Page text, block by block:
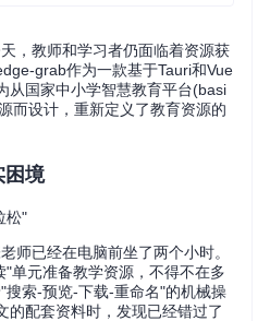
，教师和学习者仍面临着资源获
grab作为一款基于Tauri和Vue
从国家中小学智慧教育平台(basi
而设计，重新定义了教育资源的
困境
松"
师已经在电脑前坐了两个小时。
单元准备教学资源，不得不在多
索-预览-下载-重命名"的机械操
的配套资料时，发现已经错过了